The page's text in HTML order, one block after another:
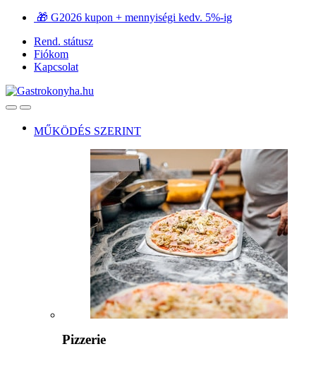
Ugrás
navigációhoz
Ugrás
tartalomra
🎁 G2026 kupon + mennyiségi kedv. 5%-ig
Rend. státusz
Fiókom
Kapcsolat
OpenClose
MŰKÖDÉS SZERINT
Pizzerie